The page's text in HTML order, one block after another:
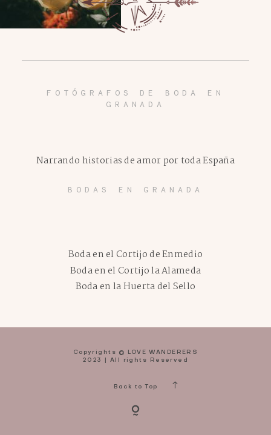
FOTÓGRAFOS DE BODA EN
GRANADA
BODAS EN GRANADA
Boda en el Cortijo de Enmedio
Narrando historias de amor por toda España
Boda en el Cortijo la Alameda
Boda en la Huerta del Sello
Copyrights © LOVE WANDERERS
2023 | All rights Reserved
Back to Top